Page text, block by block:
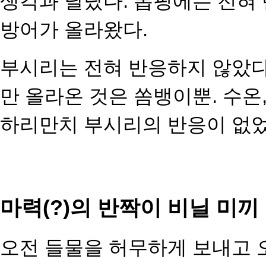
방어가 올라왔다.
부시리는 전혀 반응하지 않았
만 올라온 것은 쏨뱅이뿐. 수
하리만치 부시리의 반응이 없
마력(?)의 반짝이 비닐 미끼
오전 들물을 허무하게 보내고